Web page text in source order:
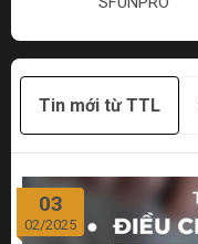
Tin mới từ TTL
03
02/2025